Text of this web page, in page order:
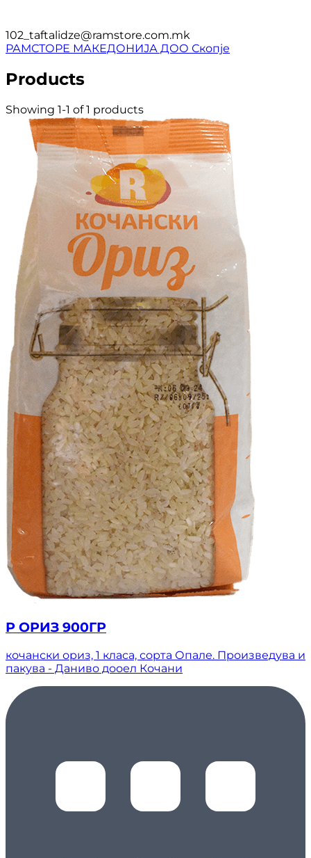
102_taftalidze@ramstore.com.mk
РАМСТОРЕ МАКЕДОНИЈА ДОО Скопје
Products
Showing 1-1 of 1 products
Р ОРИЗ 900ГР
кочански ориз, 1 класа, сорта Опале. Произведува и
пакува - Даниво дооел Кочани